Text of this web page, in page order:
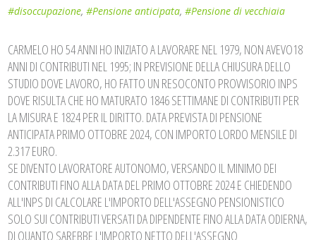
#disoccupazione,#Pensione anticipata,#Pensione di vecchiaia
CARMELO HO 54 ANNI HO INIZIATO A LAVORARE NEL 1979, NON AVEVO18
ANNI DI CONTRIBUTI NEL 1995; IN PREVISIONE DELLA CHIUSURA DELLO
STUDIO DOVE LAVORO, HO FATTO UN RESOCONTO PROVVISORIO INPS
DOVE RISULTA CHE HO MATURATO 1846 SETTIMANE DI CONTRIBUTI PER
LA MISURA E 1824 PER IL DIRITTO. DATA PREVISTA DI PENSIONE
ANTICIPATA PRIMO OTTOBRE 2024, CON IMPORTO LORDO MENSILE DI
2.317 EURO.
SE DIVENTO LAVORATORE AUTONOMO, VERSANDO IL MINIMO DEI
CONTRIBUTI FINO ALLA DATA DEL PRIMO OTTOBRE 2024 E CHIEDENDO
ALL'INPS DI CALCOLARE L'IMPORTO DELL'ASSEGNO PENSIONISTICO
SOLO SUI CONTRIBUTI VERSATI DA DIPENDENTE FINO ALLA DATA ODIERNA,
DI QUANTO SAREBBE L'IMPORTO NETTO DELL'ASSEGNO